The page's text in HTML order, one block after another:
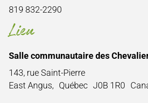
Lieu
Salle communautaire des
143, rue Saint-Pierre
East Angus, Québec J0B 1R0
819 832-2290